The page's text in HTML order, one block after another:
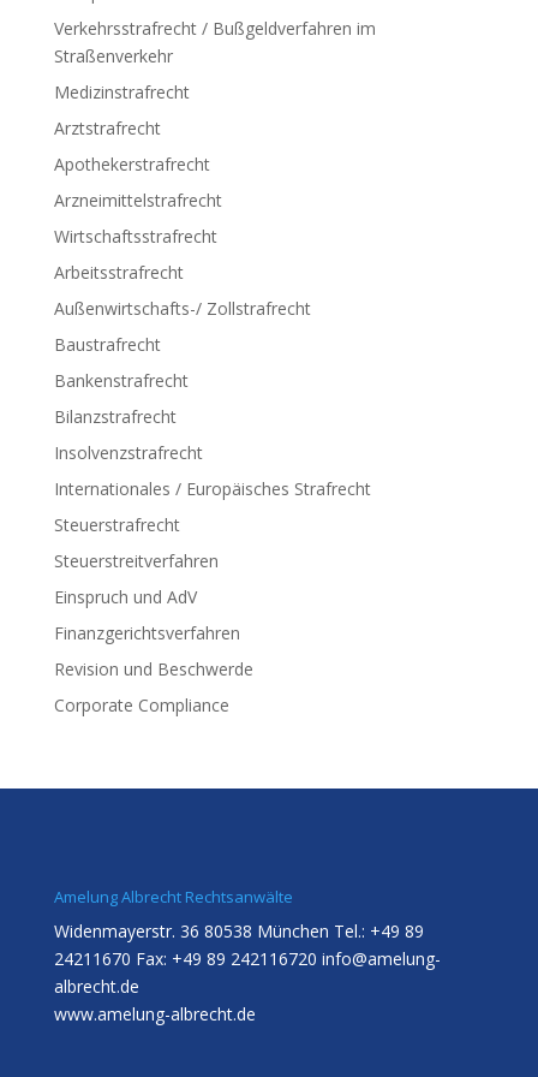
Verkehrsstrafrecht / Bußgeldverfahren im
Straßenverkehr
Medizinstrafrecht
Arztstrafrecht
Apothekerstrafrecht
Arzneimittelstrafrecht
Wirtschaftsstrafrecht
Arbeitsstrafrecht
Außenwirtschafts-/ Zollstrafrecht
Baustrafrecht
Bankenstrafrecht
Bilanzstrafrecht
Insolvenzstrafrecht
Internationales / Europäisches Strafrecht
Steuerstrafrecht
Steuerstreitverfahren
Einspruch und AdV
Finanzgerichtsverfahren
Revision und Beschwerde
Corporate Compliance
Amelung Albrecht Rechtsanwälte
Widenmayerstr. 36 80538 München Tel.: +49 89
24211670 Fax: +49 89 242116720 info@amelung-
albrecht.de
www.amelung-albrecht.de